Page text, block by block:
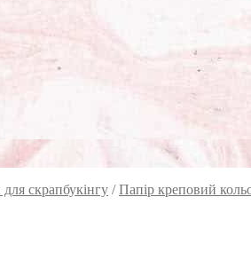
скрапбукінгу /Папір креповий